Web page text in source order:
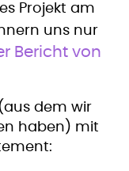
Projekt am
uns nur
Bericht von
dem wir
haben) mit